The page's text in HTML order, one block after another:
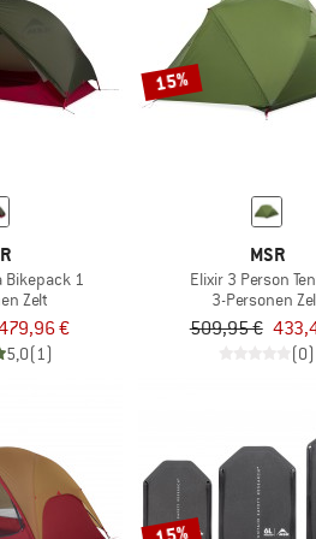
1
Zelt
€
5,0(1)
15%
MSR
Elixir 3 Person
3-Personen
509,95 €
(0)